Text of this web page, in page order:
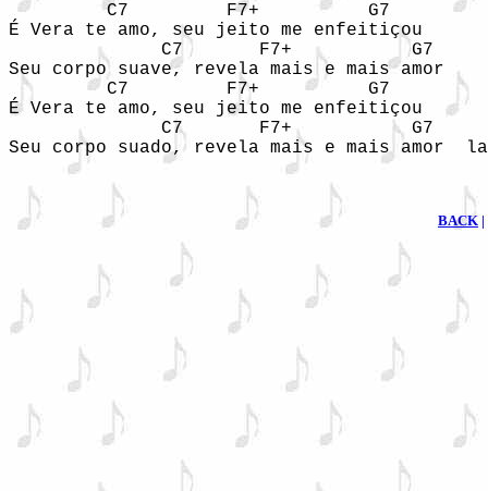
C7         F7+          G7
É Vera te amo, seu jeito me enfeitiçou
C7       F7+           G7
Seu corpo suave, revela mais e mais amor
C7         F7+          G7
É Vera te amo, seu jeito me enfeitiçou
C7       F7+           G7
Seu corpo suado, revela mais e mais
BACK |